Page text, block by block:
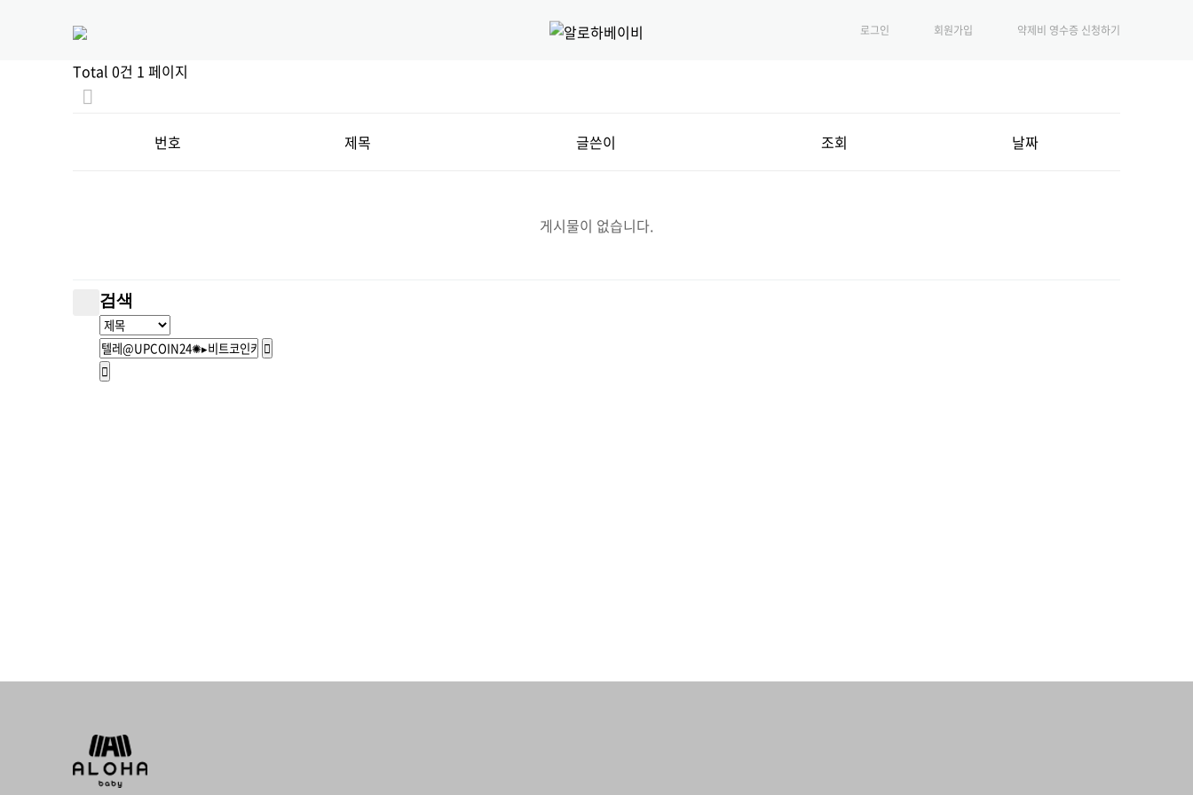
로그인 회원가입 약제비 영수증 신청하기
Total 0건 1 페이지
번호 제목 글쓴이 조회 날짜
게시물이 없습니다.
검색